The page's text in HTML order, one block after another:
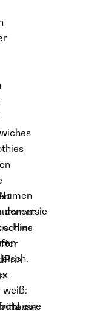
denen sie
Hier
weiß:
eine